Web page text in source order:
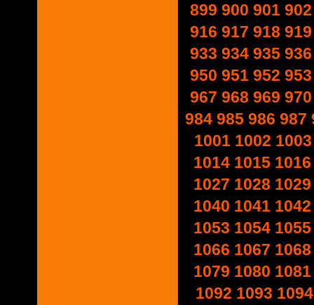
899 900 901 902
916 917 918 919
933 934 935 936
950 951 952 953
967 968 969 970
984 985 986 987
1001 1002 1003
1014 1015 1016
1027 1028 1029
1040 1041 1042
1053 1054 1055
1066 1067 1068
1079 1080 1081
1092 1093 1094